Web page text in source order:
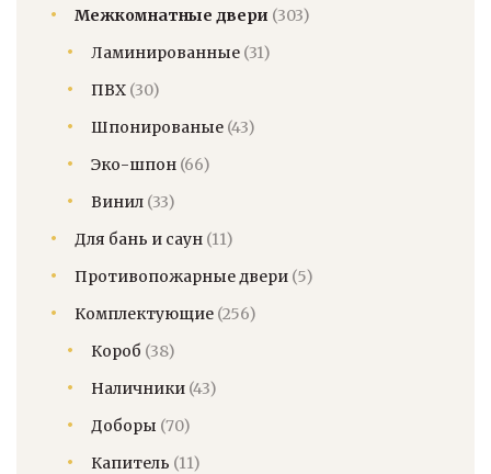
Межкомнатные двери (303)
Ламинированные (31)
ПВХ (30)
Шпонированые (43)
Эко-шпон (66)
Винил (33)
Для бань и саун (11)
Противопожарные двери (5)
Комплектующие (256)
Короб (38)
Наличники (43)
Доборы (70)
Капитель (11)